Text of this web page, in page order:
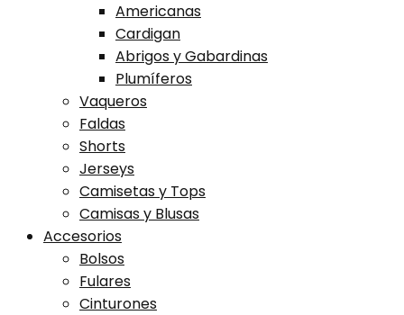
Americanas
Cardigan
Abrigos y Gabardinas
Plumíferos
Vaqueros
Faldas
Shorts
Jerseys
Camisetas y Tops
Camisas y Blusas
Accesorios
Bolsos
Fulares
Cinturones